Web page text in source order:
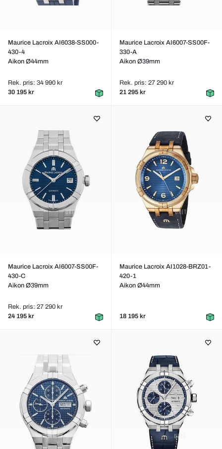
Maurice Lacroix AI6038-SS000-
430-4
Aikon Ø44mm
Rek. pris: 34 990 kr
30 195 kr
Maurice Lacroix AI6007-SS00F-
330-A
Aikon Ø39mm
Rek. pris: 27 290 kr
21 295 kr
Maurice Lacroix AI6007-SS00F-
430-C
Aikon Ø39mm
Rek. pris: 27 290 kr
24 195 kr
Maurice Lacroix AI1028-BRZ01-
420-1
Aikon Ø44mm
18 195 kr